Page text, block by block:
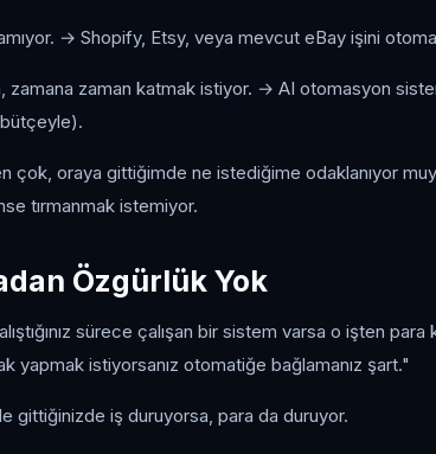
→ Shopify, Etsy, veya mevcut eBay işini
zamana zaman katmak istiyor. → AI otomasyon
çok, oraya gittiğimde ne istediğime odaklanıyor
tırmanmak istemiyor.
Özgürlük Yok
sürece çalışan bir sistem varsa o işten para
yapmak istiyorsanız otomatiğe bağlamanız şart."
gittiğinizde iş duruyorsa, para da duruyor.